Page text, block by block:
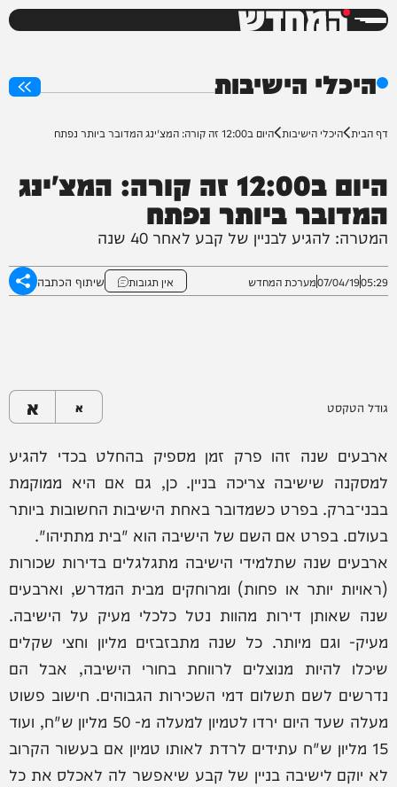
המחדש
היכלי הישיבות
דף הבית היכלי הישיבות היום ב12:00 זה קורה: המצ'ינג המדובר ביותר נפתח
היום ב12:00 זה קורה: המצ'ינג
המדובר ביותר נפתח
המטרה: להגיע לבניין של קבע לאחר 40 שנה
05:29
07/04/19מערכת המחדש אין תגובות שיתוף הכתבה
גודל הטקסט א א
ארבעים שנה זהו פרק זמן מספיק בהחלט בכדי להגיע
למסקנה שישיבה צריכה בניין. כן, גם אם היא ממוקמת
בבני־ברק. בפרט כשמדובר באחת הישיבות החשובות ביותר
בעולם. בפרט אם השם של הישיבה הוא "בית מתתיהו".
ארבעים שנה שתלמידי הישיבה מתגלגלים בדירות שכורות
(ראויות יותר או פחות) ומרוחקים מבית המדרש, וארבעים
שנה שאותן דירות מהוות נטל כלכלי מעיק על הישיבה.
מעיק- וגם מיותר. כל שנה מתבזבזים מליון וחצי שקלים
שיכלו להיות מנוצלים לרווחת בחורי הישיבה, אבל הם
נדרשים לשם תשלום דמי השכירות הגבוהים. חישוב פשוט
מעלה שעד היום ירדו לטמיון למעלה מ- 50 מליון ש"ח, ועוד
15 מליון ש"ח עתידים לרדת לאותו טמיון אם בעשור הקרוב
לא יוקם לישיבה בניין של קבע שיאפשר לה לאכלס את כל